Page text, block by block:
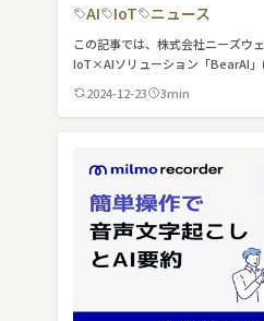
AI
IoT ニュース
この記事では、株式会社ニーズウ
IoT×AIソリューション「BearAI」
2024-12-23
3min